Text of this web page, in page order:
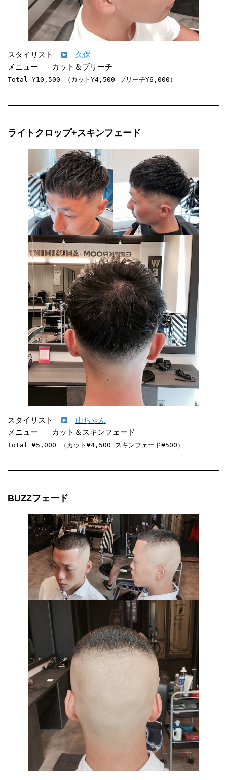
スタイリスト
久保
Total ¥10,500 （カット¥4,500 ブリーチ¥6,000）
ライトクロップ+スキンフェード
スタイリスト
山ちゃん
Total ¥5,000 （カット¥4,500 スキンフェード¥500）
BUZZフェード